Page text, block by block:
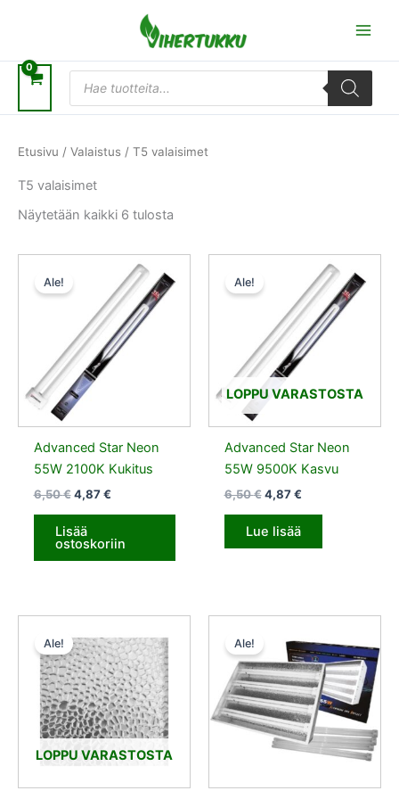
Products
search
Etusivu / Valaistus / T5 valaisimet
T5 valaisimet
Näytetään kaikki 6 tulosta
Ale!
Advanced Star Neon
55W 2100K Kukitus
6,50€
6,50 €.
4,87€
hinta
on:
4,87 €.
Lisää
ostoskoriin
LOPPU VARASTOSTA
Ale!
Advanced Star Neon
55W 9500K Kasvu
6,50€
6,50 €.
4,87€
hinta
on:
4,87 €.
Lue lisää
LOPPU VARASTOSTA
Ale!
hinta
oli:
59,90 €.
hinta
on:
44,93 €.
Ale!
oli:
130,50 €.
on:
97,88 €.